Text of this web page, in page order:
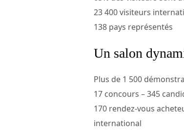
23 400 visiteurs
138 pays représentés
Un salon
Plus de 1 500
17 concours – 345
170 rendez-vous
international